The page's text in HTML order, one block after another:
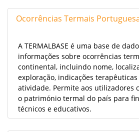
Ocorrências Termais
A TERMALBASE é uma base de
informações sobre ocorrências
continental, incluindo nome,
exploração, indicações
atividade. Permite aos utilizadores
o património termal do país para
técnicos e educativos.